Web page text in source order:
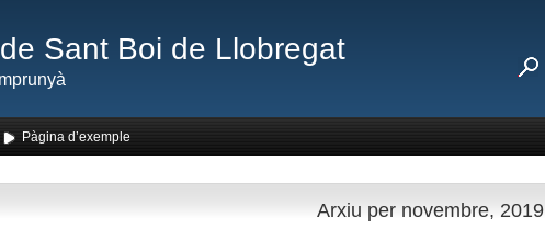
Sant Boi de Llobregat
Pàgina d’exemple
Arxiu per novembre, 2019